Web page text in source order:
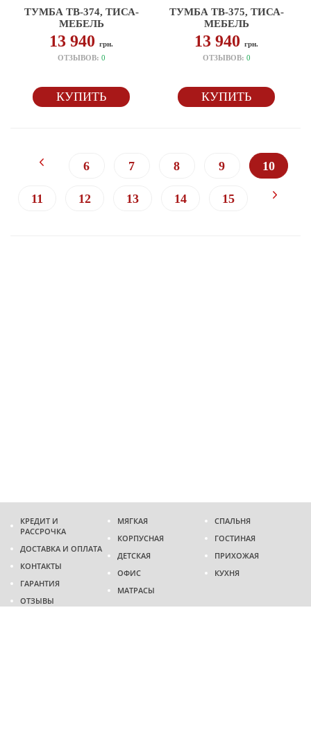
ТУМБА ТВ-374, ТИСА-
МЕБЕЛЬ
13 940грн.
ОТЗЫВОВ: 0
КУПИТЬ
ТУМБА ТВ-375, ТИСА-
МЕБЕЛЬ
13 940грн.
ОТЗЫВОВ: 0
КУПИТЬ
6 7 8 9 10
11 12 13 14 15
КРЕДИТ И
РАССРОЧКА
ДОСТАВКА И ОПЛАТА
КОНТАКТЫ
ГАРАНТИЯ
ОТЗЫВЫ
МЯГКАЯ
КОРПУСНАЯ
ДЕТСКАЯ
ОФИС
МАТРАСЫ
СПАЛЬНЯ
ГОСТИНАЯ
ПРИХОЖАЯ
КУХНЯ